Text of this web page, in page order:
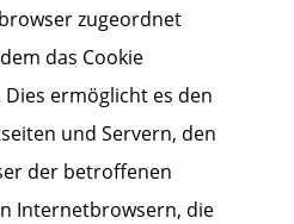
zugeordnet
das Cookie
ermöglicht es den
und Servern, den
der betroffenen
Internetbrowsern, die